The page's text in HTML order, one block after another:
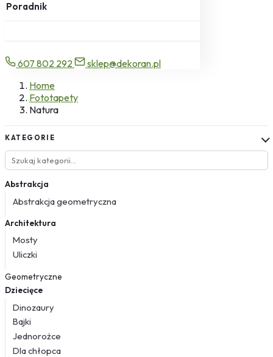
Poradnik
607 802 292
sklep@dekoran.pl
Home
Fototapety
Natura
KATEGORIE
Abstrakcja
Abstrakcja geometryczna
Architektura
Mosty
Uliczki
Geometryczne
Dziecięce
Dinozaury
Bajki
Jednorożce
Dla chłopca